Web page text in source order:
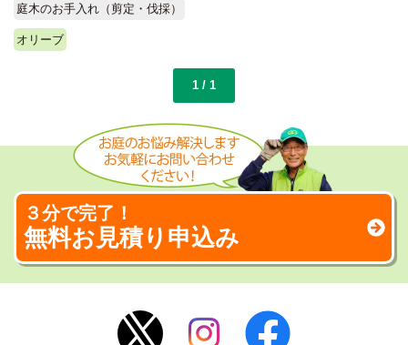
庭木のお手入れ（剪定・伐採）
オリーブ
1 / 1
３分で完了！
無料お見積り申込み